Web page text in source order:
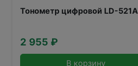
Тонометр цифровой LD-521А
2 955 ₽
В корзину